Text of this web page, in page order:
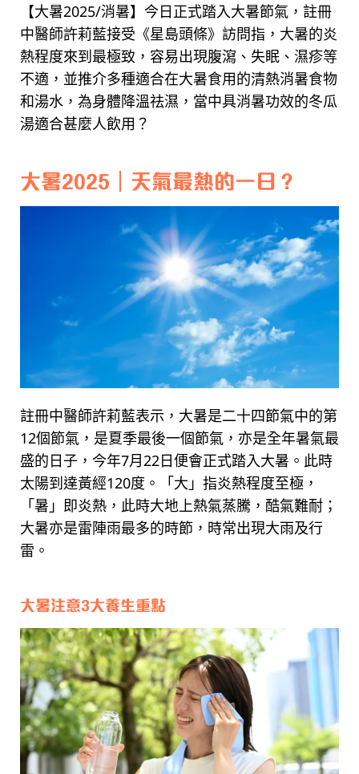
【大暑2025/消暑】今日正式踏入大暑節氣，註冊
中醫師許莉藍接受《星島頭條》訪問指，大暑的炎
熱程度來到最極致，容易出現腹瀉、失眠、濕疹等
不適，並推介多種適合在大暑食用的清熱消暑食物
和湯水，為身體降溫祛濕，當中具消暑功效的冬瓜
湯適合甚麼人飲用？
大暑2025｜天氣最熱的一日？
註冊中醫師許莉藍表示，大暑是二十四節氣中的第
12個節氣，是夏季最後一個節氣，亦是全年暑氣最
盛的日子，今年7月22日便會正式踏入大暑。此時
太陽到達黃經120度。「大」指炎熱程度至極，
「暑」即炎熱，此時大地上熱氣蒸騰，酷氣難耐；
大暑亦是雷陣雨最多的時節，時常出現大雨及行
雷。
大暑注意3大養生重點